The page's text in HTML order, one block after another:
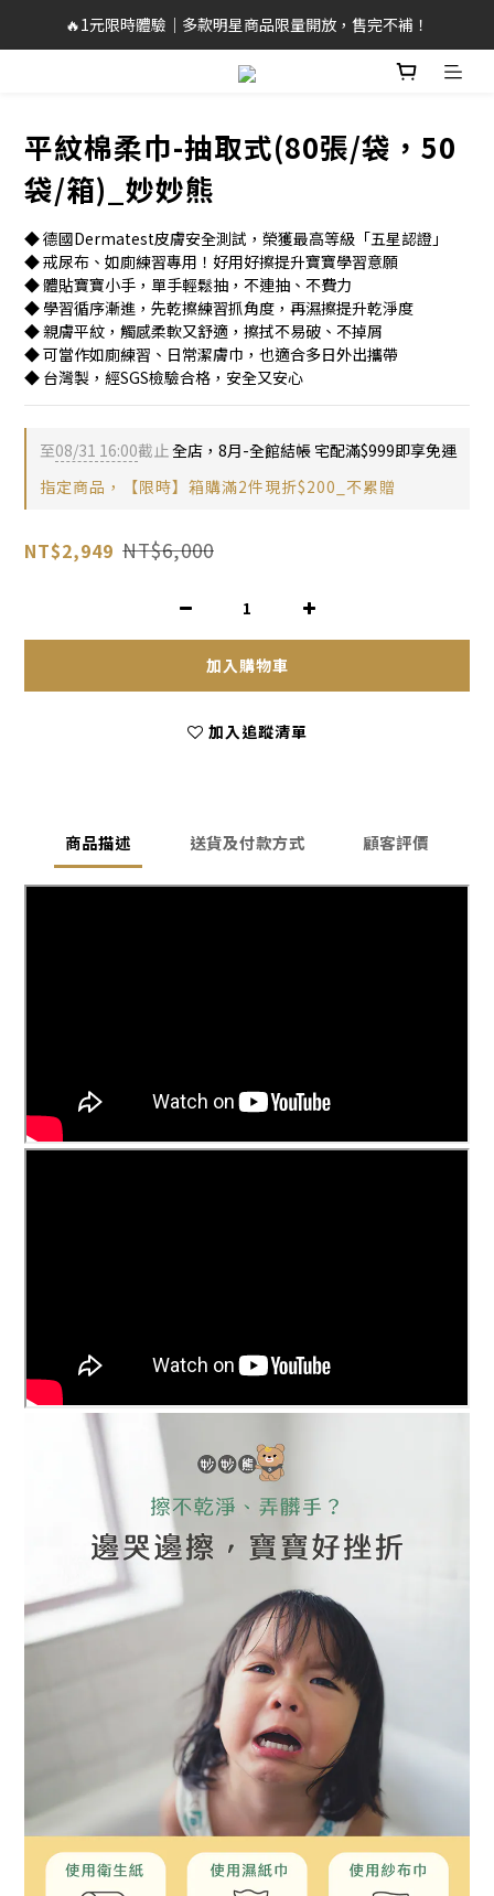
🔥1元限時體驗｜多款明星商品限量開放，售完不補！
🔥1元限時體驗｜多款明星商品限量開放，售完不補！
🌻LINE加入好友現領$50元優惠劵
🔥1元限時體驗｜多款明星商品限量開放，售完不補！
平紋棉柔巾-抽取式(80張/袋，50
袋/箱​)_妙妙熊
◆ 德國Dermatest皮膚安全測試，榮獲最高等級「五星認證」
◆ 戒尿布、如廁練習專用！好用好擦提升寶寶學習意願
◆ 體貼寶寶小手，單手輕鬆抽，不連抽、不費力
◆ 學習循序漸進，先乾擦練習抓角度，再濕擦提升乾淨度
◆ 親膚平紋，觸感柔軟又舒適，擦拭不易破、不掉屑
◆ 可當作如廁練習、日常潔膚巾，也適合多日外出攜帶
◆ 台灣製，經SGS檢驗合格，安全又安心
至08/31 16:00截止全店，8月-全館結帳 宅配滿$999即享免運
指定商品，【限時】箱購滿2件現折$200_不累贈
NT$2,949 NT$6,000
加入購物車
加入追蹤清單
商品描述 送貨及付款方式 顧客評價